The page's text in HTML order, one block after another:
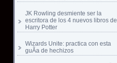
JK Rowling desmiente ser la
escritora de los 4 nuevos libros de
Harry Potter
Wizards Unite: practica con esta
guÃ­a de hechizos